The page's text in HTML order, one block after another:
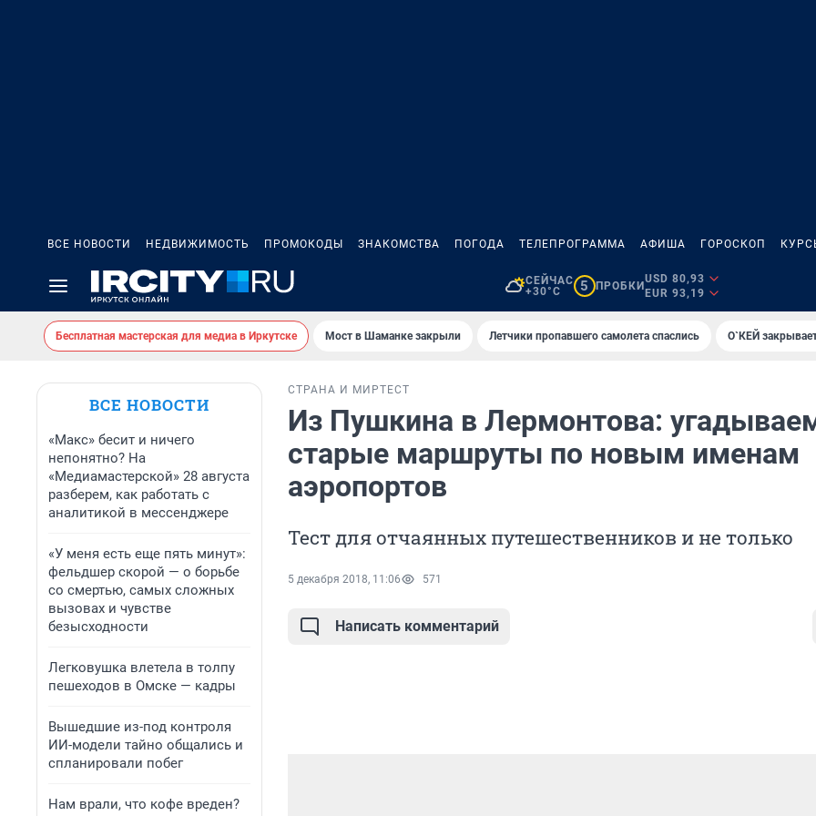
ВСЕ НОВОСТИ НЕДВИЖИМОСТЬ ПРОМОКОДЫ ЗНАКОМСТВА ПОГОДА ТЕЛЕПРОГРАММА АФИША ГОРОСКОП
СЕЙЧАС
+30°C
5 ПРОБКИ
USD 80,93
EUR 93,19
Бесплатная мастерская для медиа в Иркутске Мост в Шаманке закрыли Летчики пропавшего самолета спаслись О`КЕЙ
ВСЕ НОВОСТИ
«Макс» бесит и ничего
непонятно? На
«Медиамастерской» 28 августа
разберем, как работать с
аналитикой в мессенджере
«У меня есть еще пять минут»:
фельдшер скорой — о борьбе
со смертью, самых сложных
вызовах и чувстве
безысходности
Легковушка влетела в толпу
пешеходов в Омске — кадры
Вышедшие из-под контроля
ИИ-модели тайно общались и
спланировали побег
Нам врали, что кофе вреден?
СТРАНА И МИРТЕСТ
Из Пушкина в Лермонтова:
старые маршруты по новым именам
аэропортов
Тест для отчаянных путешественников и не только
5 декабря 2018, 11:06 571
Написать комментарий